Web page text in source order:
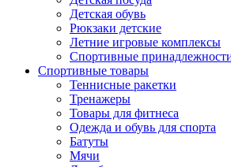
Детская обувь
Рюкзаки детские
Летние игровые комплексы
Спортивные
Спортивные товары
Теннисные ракетки
Тренажеры
Товары для фитнеса
Одежда и обувь для спорта
Батуты
Мячи